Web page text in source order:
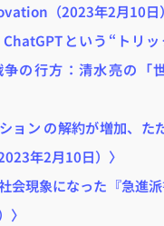
（2023年2月10日
という“トリ
の行方：清水亮の「
ョン の解約が増加、
年2月10日）〉
社会現象になった『急進
〉